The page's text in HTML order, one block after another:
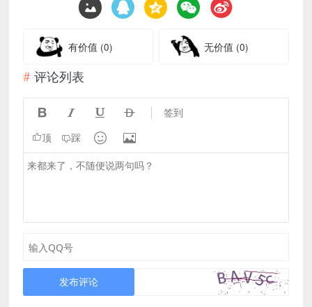
有价值 (0) 无价值 (0)
评论列表
    签到
顶 踩  
发布评论